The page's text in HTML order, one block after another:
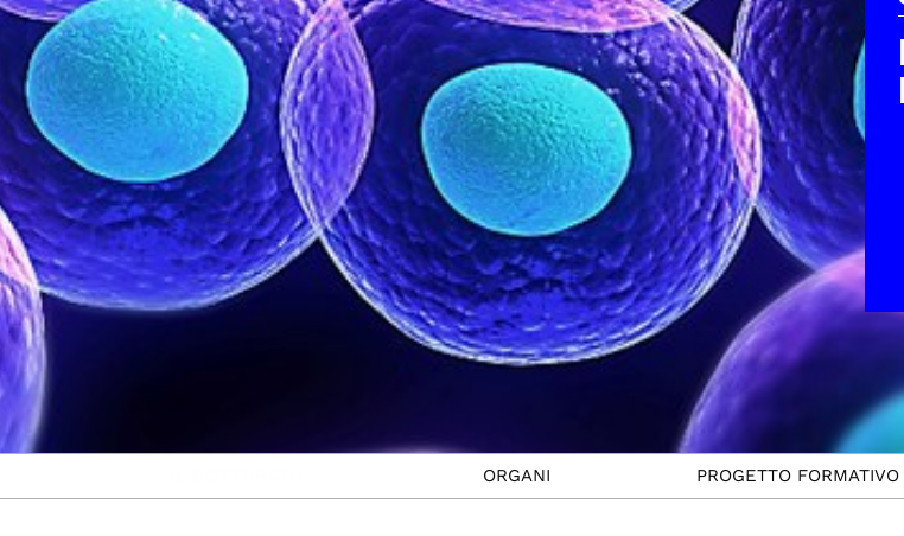
ORGANI PROGETTO FORMATIVO